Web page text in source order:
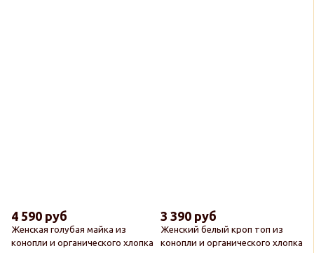
Женская голубая майка из
конопли и органического хлопка
4 590 руб
Женский белый кроп топ из
конопли и органического хлопка
3 390 руб